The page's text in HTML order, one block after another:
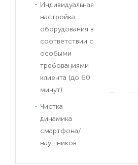
Индивидуальная
настройка
оборудования в
соответствии с
особыми
требованиями
клиента (до 60
минут)
Чистка
динамика
смартфона/
наушников